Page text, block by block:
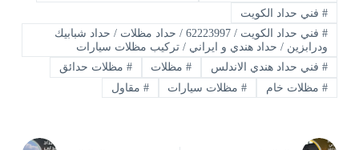
#فني حداد الكويت
#
فني حداد الكويت / 62223997 / حداد مظلات / حداد شبابيك
ودرابزين / حداد هندي و ايراني / تركيب مظلات سيارات
#فني حداد هندي الاندلس #مظلات # مظلات حدائق
#مظلات خام #مظلات سيارات # مقاول